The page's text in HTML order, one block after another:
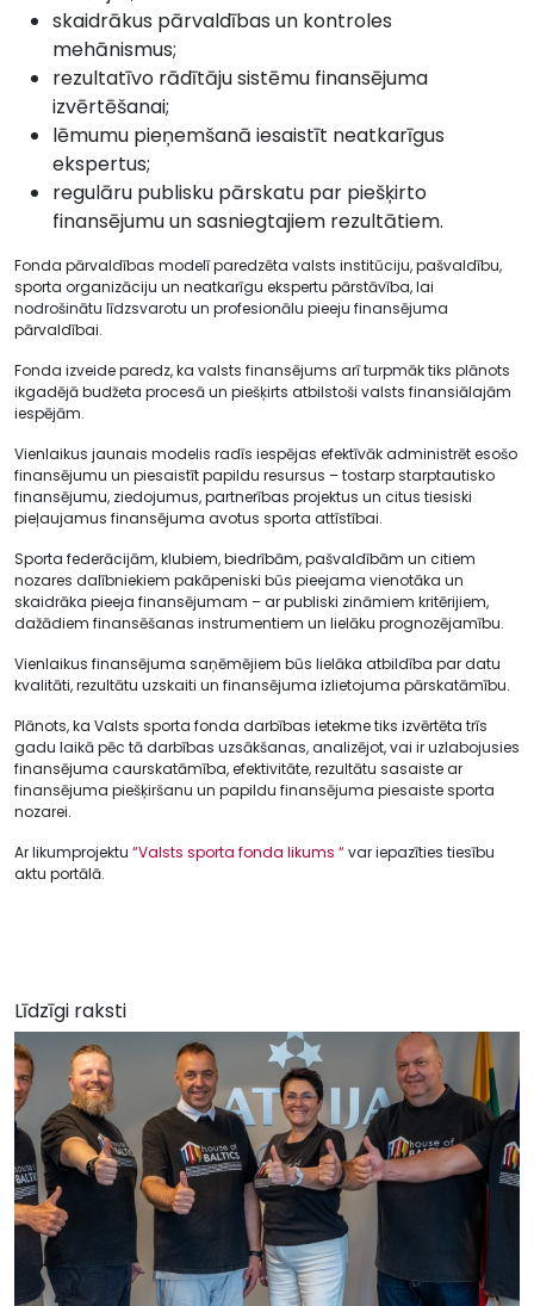
skaidrākus pārvaldības un kontroles
mehānismus;
rezultatīvo rādītāju sistēmu finansējuma
izvērtēšanai;
lēmumu pieņemšanā iesaistīt neatkarīgus
ekspertus;
regulāru publisku pārskatu par piešķirto
finansējumu un sasniegtajiem rezultātiem.
Fonda pārvaldības modelī paredzēta valsts institūciju, pašvaldību,
sporta organizāciju un neatkarīgu ekspertu pārstāvība, lai
nodrošinātu līdzsvarotu un profesionālu pieeju finansējuma
pārvaldībai.
Fonda izveide paredz, ka valsts finansējums arī turpmāk tiks plānots
ikgadējā budžeta procesā un piešķirts atbilstoši valsts finansiālajām
iespējām.
Vienlaikus jaunais modelis radīs iespējas efektīvāk administrēt esošo
finansējumu un piesaistīt papildu resursus – tostarp starptautisko
finansējumu, ziedojumus, partnerības projektus un citus tiesiski
pieļaujamus finansējuma avotus sporta attīstībai.
Sporta federācijām, klubiem, biedrībām, pašvaldībām un citiem
nozares dalībniekiem pakāpeniski būs pieejama vienotāka un
skaidrāka pieeja finansējumam – ar publiski zināmiem kritērijiem,
dažādiem finansēšanas instrumentiem un lielāku prognozējamību.
Vienlaikus finansējuma saņēmējiem būs lielāka atbildība par datu
kvalitāti, rezultātu uzskaiti un finansējuma izlietojuma pārskatāmību.
Plānots, ka Valsts sporta fonda darbības ietekme tiks izvērtēta trīs
gadu laikā pēc tā darbības uzsākšanas, analizējot, vai ir uzlabojusies
finansējuma caurskatāmība, efektivitāte, rezultātu sasaiste ar
finansējuma piešķiršanu un papildu finansējuma piesaiste sporta
nozarei.
Ar likumprojektu “Valsts sporta fonda likums “ var iepazīties tiesību
aktu portālā.
Līdzīgi raksti